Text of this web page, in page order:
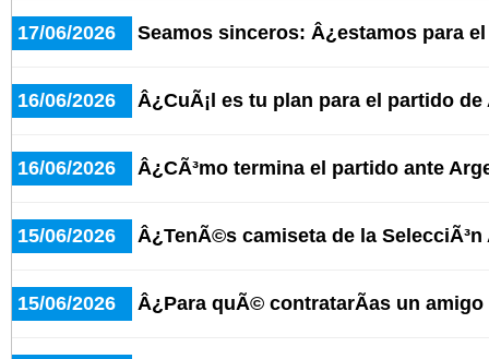
17/06/2026 Seamos sinceros: Â¿estamos para
16/06/2026 Â¿CuÃ¡l es tu plan para el partido
16/06/2026 Â¿CÃ³mo termina el partido ante
15/06/2026 Â¿TenÃ©s camiseta de la
15/06/2026 Â¿Para quÃ© contratarÃ­as un